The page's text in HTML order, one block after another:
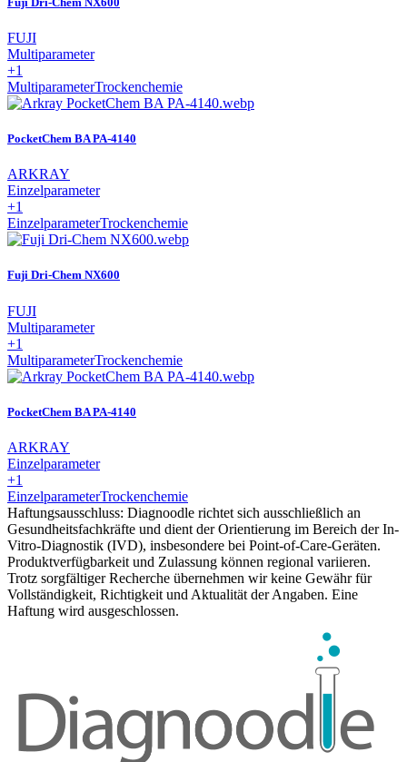
FUJI
Multiparameter
+1
MultiparameterTrockenchemie
PocketChem BA PA-4140
ARKRAY
Einzelparameter
+1
EinzelparameterTrockenchemie
Fuji Dri-Chem NX600
FUJI
Multiparameter
+1
MultiparameterTrockenchemie
PocketChem BA PA-4140
ARKRAY
Einzelparameter
+1
EinzelparameterTrockenchemie
Haftungsausschluss: Diagnoodle richtet sich ausschließlich an
Gesundheitsfachkräfte und dient der Orientierung im Bereich der In-
Vitro-Diagnostik (IVD), insbesondere bei Point-of-Care-Geräten.
Produktverfügbarkeit und Zulassung können regional variieren.
Trotz sorgfältiger Recherche übernehmen wir keine Gewähr für
Vollständigkeit, Richtigkeit und Aktualität der Angaben. Eine
Haftung wird ausgeschlossen.